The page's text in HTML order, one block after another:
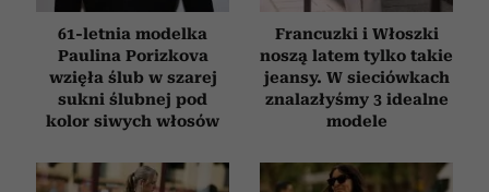
61-letnia modelka
Paulina Porizkova
wzięła ślub w szarej
sukni ślubnej pod
kolor siwych włosów
Francuzki i Włoszki
noszą latem tylko takie
jeansy. W sieciówkach
znalazłyśmy 3 idealne
modele